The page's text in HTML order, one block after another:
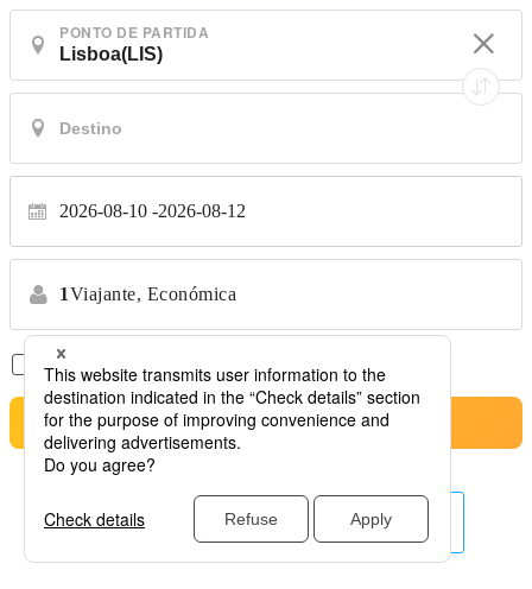
PONTO DE PARTIDA
2026-08-10 2026-08-12
1Viajante, Económica
Apenas Voos Diretos *Sem transferências
Pesquisa
Outras companhias aéreas aqui.